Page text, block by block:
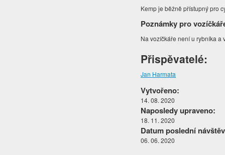
Kemp je běžně přístupný pro
Poznámky pro
Na vozíčkáře není u rybníka
Přispěvatelé:
Jan Harmata
Vytvořeno:
14. 08. 2020
Naposledy upraveno:
18. 11. 2020
Datum poslední
06. 06. 2020